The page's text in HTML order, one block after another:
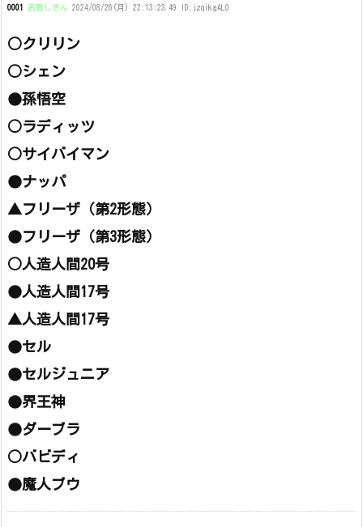
0001 名無しさん 2024/08/26(月) 22:13:23.49 ID:jzqikgAL0
○クリリン
○シェン
●孫悟空
○ラディッツ
○サイバイマン
●ナッパ
▲フリーザ（第2形態）
●フリーザ（第3形態）
○人造人間20号
●人造人間17号
▲人造人間17号
●セル
●セルジュニア
●界王神
●ダーブラ
○バビディ
●魔人ブウ